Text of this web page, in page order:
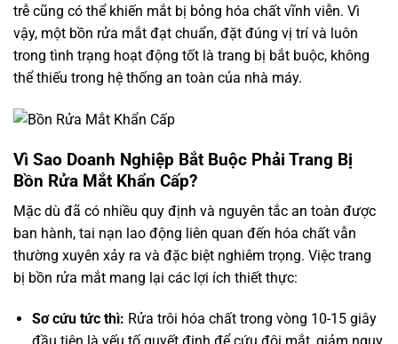
trễ cũng có thể khiến mắt bị bỏng hóa chất vĩnh viễn. Vì
vậy, một bồn rửa mắt đạt chuẩn, đặt đúng vị trí và luôn
trong tình trạng hoạt động tốt là trang bị bắt buộc, không
thể thiếu trong hệ thống an toàn của nhà máy.
Vì Sao Doanh Nghiệp Bắt Buộc Phải Trang Bị
Bồn Rửa Mắt Khẩn Cấp?
Mặc dù đã có nhiều quy định và nguyên tắc an toàn được
ban hành, tai nạn lao động liên quan đến hóa chất vẫn
thường xuyên xảy ra và đặc biệt nghiêm trọng. Việc trang
bị bồn rửa mắt mang lại các lợi ích thiết thực:
Sơ cứu tức thì: Rửa trôi hóa chất trong vòng 10-15 giây